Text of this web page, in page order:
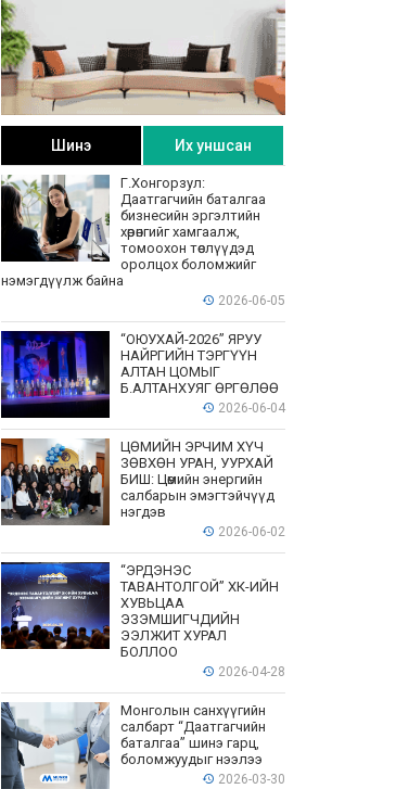
Шинэ Их уншсан
Г.Хонгорзул:
Даатгагчийн баталгаа
бизнесийн эргэлтийн
хөрөнгийг хамгаалж,
томоохон төслүүдэд
оролцох боломжийг
нэмэгдүүлж байна
2026-06-05
“ОЮУХАЙ-2026” ЯРУУ
НАЙРГИЙН ТЭРГҮҮН
АЛТАН ЦОМЫГ
Б.АЛТАНХУЯГ ӨРГӨЛӨӨ
2026-06-04
ЦӨМИЙН ЭРЧИМ ХҮЧ
ЗӨВХӨН УРАН, УУРХАЙ
БИШ: Цөмийн энергийн
салбарын эмэгтэйчүүд
нэгдэв
2026-06-02
“ЭРДЭНЭС
ТАВАНТОЛГОЙ” ХК-ИЙН
ХУВЬЦАА
ЭЗЭМШИГЧДИЙН
ЭЭЛЖИТ ХУРАЛ
БОЛЛОО
2026-04-28
Монголын санхүүгийн
салбарт “Даатгагчийн
баталгаа” шинэ гарц,
боломжуудыг нээлээ
2026-03-30